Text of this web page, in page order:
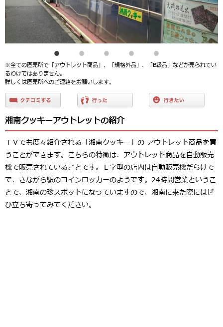
※全ての直売所で「アウトレット商品」、「規格外品」、「B級品」などが売られてい
るわけではありません。
詳しくは直売所へのご連絡をお願いします。
湘南クッキーアウトレットの紹介
ＴＶでも度々紹介される「湘南クッキー」の アウトレット商品を買
うことができます。こちらの特徴は、アウトレット商品を自動販売
機で販売されていることです。Ｌ字型の店内は自動販売機だらけで
で、さながら駅のコインロッカーのようです。24時間営業というこ
とで、湘南の珍スポットになっていますので、湘南に来た際にはぜ
ひ立ち寄ってみてください。